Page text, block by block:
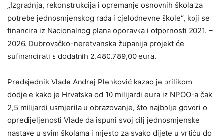
„Izgradnja, rekonstrukcija i opremanje osnovnih škola za
potrebe jednosmjenskog rada i cjelodnevne škole“, koji se
financira iz Nacionalnog plana oporavka i otpornosti 2021. –
2026. Dubrovačko-neretvanska županija projekt će
sufinancirati s dodatnih 2.480.789,00 eura.
Predsjednik Vlade Andrej Plenković kazao je prilikom
dodjele kako je Hrvatska od 10 milijardi eura iz NPOO-a čak
2,5 milijardi usmjerila u obrazovanje, što najbolje govori o
opredijeljenosti Vlade da ispuni svoj cilj jednosmjenske
nastave u svim školama i mjesto za svako dijete u vrtiću do